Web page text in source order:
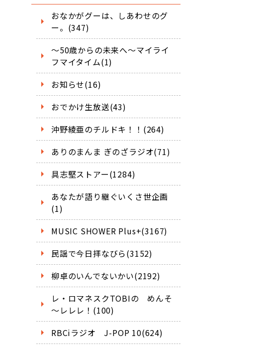
おなかがグーは、しあわせのグ
ー。(347)
～50歳からの未来へ～マイライ
フマイタイム(1)
お知らせ(16)
おでかけ生放送(43)
沖野綾亜のチルドキ！！(264)
ありのまんま ぎのざラジオ(71)
具志堅ストアー(1284)
あなたが語り継ぐいくさ世企画
(1)
MUSIC SHOWER Plus+(3167)
民謡で今日拝なびら(3152)
柳卓のいんでないかい(2192)
レ・ロマネスクTOBIの めんそ
～レレレ！(100)
RBCiラジオ J-POP 10(624)